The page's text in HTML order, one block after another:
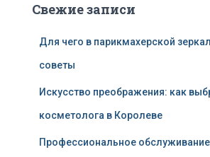
Свежие записи
Для чего в парикмахерской
советы
Искусство преображения: как
косметолога в Королеве
Профессиональное